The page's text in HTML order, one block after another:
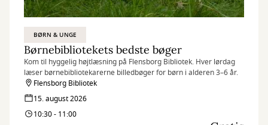
BØRN & UNGE
Børnebibliotekets bedste bøger
Kom til hyggelig højtlæsning på Flensborg Bibliotek. Hver lørdag
læser børnebibliotekarerne billedbøger for børn i alderen 3–6 år.
Flensborg Bibliotek
15. august 2026
10:30 - 11:00